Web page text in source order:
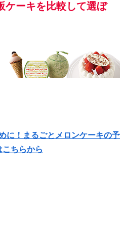
ーキを比較して選ぼ
に！まるごとメロンケーキの予
こちらから